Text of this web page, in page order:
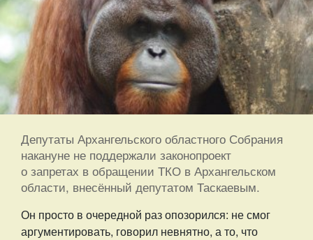
Депутаты Архангельского областного Собрания
накануне не поддержали законопроект
о запретах в обращении ТКО в Архангельском
области, внесённый депутатом Таскаевым.
Он просто в очередной раз опозорился: не смог
аргументировать, говорил невнятно, а то, что